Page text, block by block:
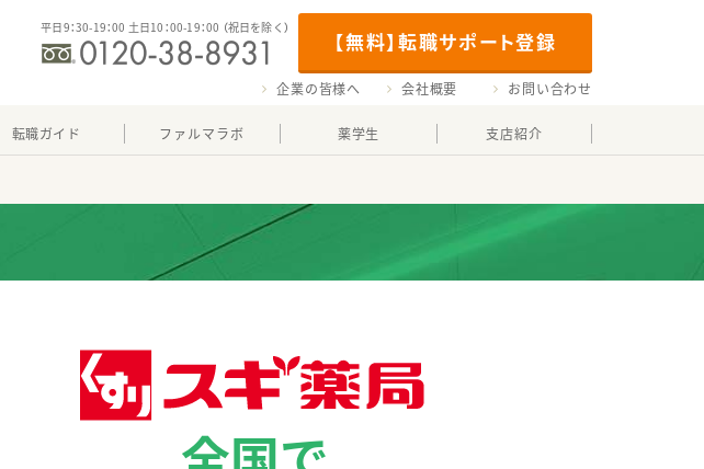
【無料】転職サポート登録
平日9：30-19：00 土日10：00-19：00 （祝日を除く）
企業の皆様へ 会社概要 お問い合わせ
転職ガイド ファルマラボ 薬学生 支店紹介